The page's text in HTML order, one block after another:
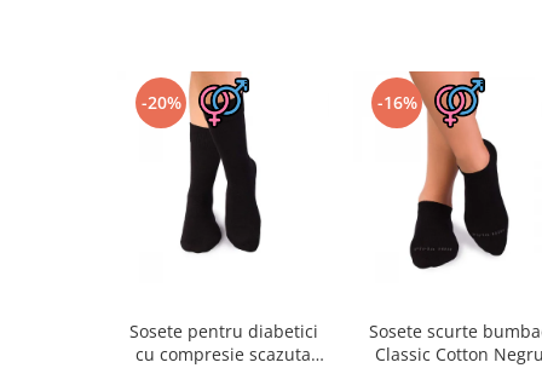
-20%
Sosete pentru diabetici
cu compresie scazuta
-16%
Sosete scurte
Classic Cotton Negru